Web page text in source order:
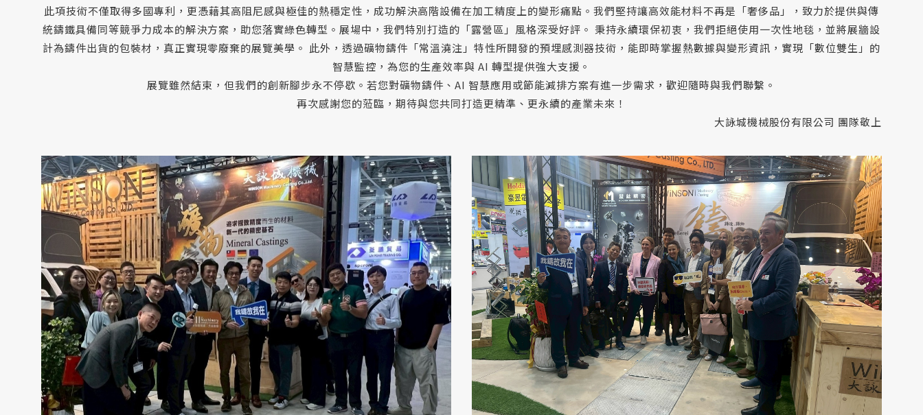
此項技術不僅取得多國專利，更憑藉其高阻尼感與極佳的熱穩定性，成功解決高階設備在加工精度上的變形痛點。我們堅持讓高效能材料不再是「奢侈品」，致力於提供與傳
統鑄鐵具備同等競爭力成本的解決方案，助您落實綠色轉型。展場中，我們特別打造的「露營區」風格深受好評。 秉持永續環保初衷，我們拒絕使用一次性地毯，並將展牆設
計為鑄件出貨的包裝材，真正實現零廢棄的展覽美學。 此外，透過礦物鑄件「常溫澆注」特性所開發的預埋感測器技術，能即時掌握熱數據與變形資訊，實現「數位雙生」的
智慧監控，為您的生產效率與 AI 轉型提供強大支援。
展覽雖然結束，但我們的創新腳步永不停歇。若您對礦物鑄件、AI 智慧應用或節能減排方案有進一步需求，歡迎隨時與我們聯繫。
再次感謝您的蒞臨，期待與您共同打造更精準、更永續的產業未來！
大詠城機械股份有限公司 團隊敬上